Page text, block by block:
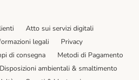
Atto sui servizi digitali
legali
Privacy
di consegna
Metodi di Pagamento
Disposizioni ambientali & smaltimento